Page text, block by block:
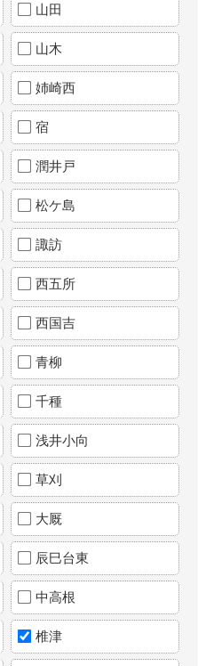
山田
山木
姉崎西
宿
潤井戸
松ケ島
諏訪
西五所
西国吉
青柳
千種
浅井小向
草刈
大厩
辰巳台東
中高根
椎津